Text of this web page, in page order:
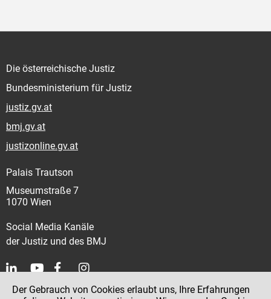
Die österreichische Justiz
Bundesministerium für Justiz
justiz.gv.at
bmj.gv.at
justizonline.gv.at
Palais Trautson
Museumstraße 7
1070 Wien
Social Media Kanäle
der Justiz und des BMJ
Kontakt
Der Gebrauch von Cookies erlaubt uns, Ihre Erfahrungen